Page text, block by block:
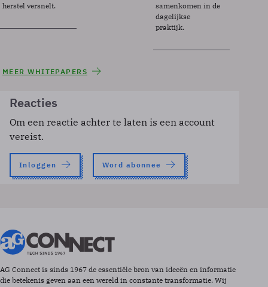
herstel versnelt.
samenkomen in de
dagelijkse
praktijk.
MEER WHITEPAPERS
Reacties
Om een reactie achter te laten is een account
vereist.
Inloggen Word abonnee
AG Connect is sinds 1967 de essentiële bron van ideeën en informatie
die betekenis geven aan een wereld in constante transformatie. Wij